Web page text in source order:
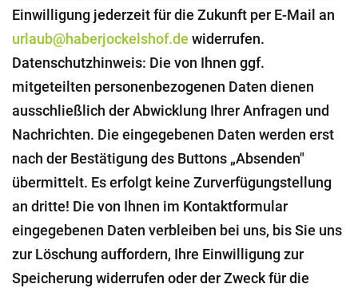
Einwilligung jederzeit für die Zukunft per E-Mail an
urlaub@haberjockelshof.de widerrufen.
Datenschutzhinweis: Die von Ihnen ggf.
mitgeteilten personenbezogenen Daten dienen
ausschließlich der Abwicklung Ihrer Anfragen und
Nachrichten. Die eingegebenen Daten werden erst
nach der Bestätigung des Buttons „Absenden"
übermittelt. Es erfolgt keine Zurverfügungstellung
an dritte! Die von Ihnen im Kontaktformular
eingegebenen Daten verbleiben bei uns, bis Sie uns
zur Löschung auffordern, Ihre Einwilligung zur
Speicherung widerrufen oder der Zweck für die